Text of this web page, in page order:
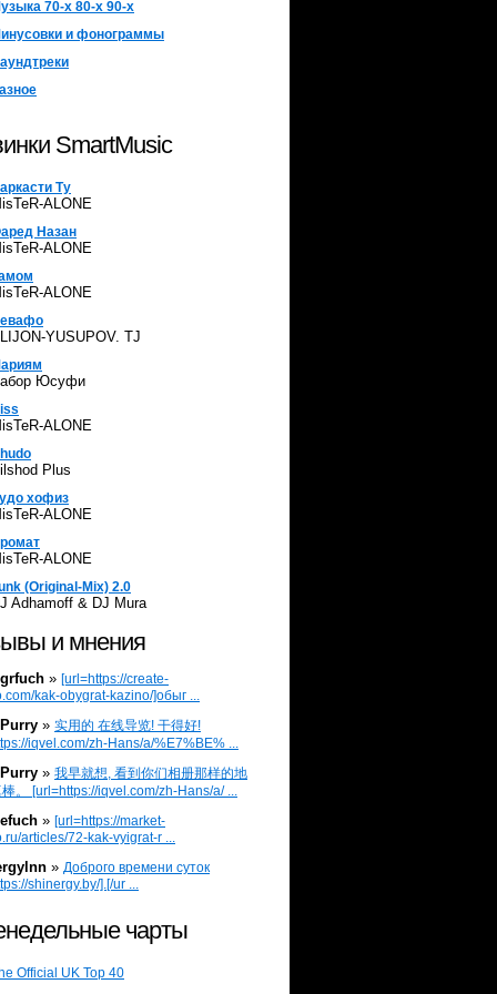
70-х 80-х 90-х
и фонограммы
SmartMusic
Ту
ALONE
Назан
ALONE
ALONE
YUSUPOV. TJ
Юсуфи
ALONE
Plus
хофиз
ALONE
ALONE
(Original-Mix) 2.0
Adhamoff & DJ Mura
и мнения
» [url=https://create-
kak-obygrat-kazino/]обыг ...
» 实用的 在线导览! 干得好!
iqvel.com/zh-Hans/a/%E7%BE% ...
» 我早就想, 看到你们相册那样的地
。 [url=https://iqvel.com/zh-Hans/a/ ...
» [url=https://market-
articles/72-kak-vyigrat-r ...
» Доброго времени суток
shinergy.by/].[/ur ...
чарты
Official UK Top 40